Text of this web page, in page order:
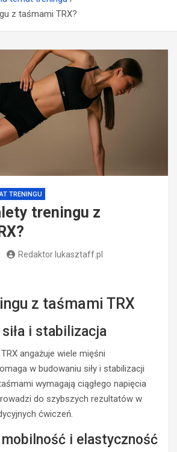
z taśmami TRX?
TRENINGU
treningu z
Redaktor lukasztaff.pl
z taśmami TRX
i stabilizacja
angażuje wiele mięśni
w budowaniu siły i stabilizacji
wymagają ciągłego napięcia
do szybszych rezultatów w
ćwiczeń.
i elastyczność